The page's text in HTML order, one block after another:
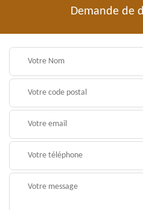
Demande de